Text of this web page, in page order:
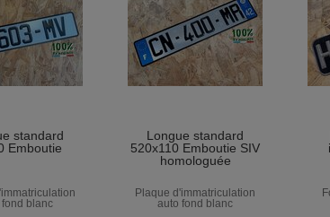
standard
Emboutie
blanc
Longue standard
520x110 Emboutie SIV
homologuée
Plaque d'immatriculation
auto fond blanc